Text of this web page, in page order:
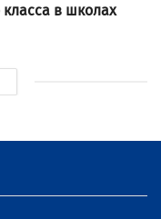
в школах